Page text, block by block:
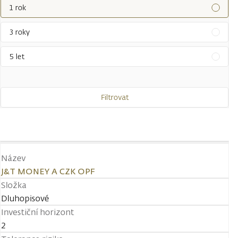
1 rok
3 roky
5 let
Filtrovat
Název
J&T MONEY A CZK OPF
Složka
Dluhopisové
Investiční horizont
2